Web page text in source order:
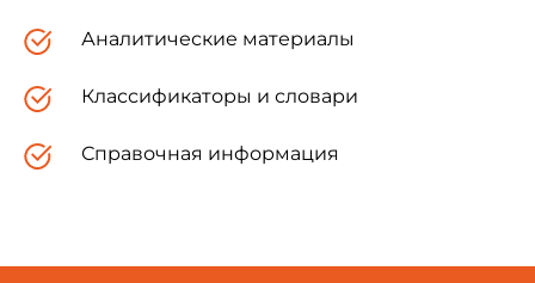
Аналитические материалы
Классификаторы и словари
Справочная информация